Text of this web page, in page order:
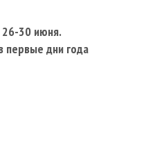
26-30 июня.
первые дни года